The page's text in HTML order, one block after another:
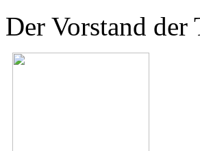
Der Vorstand der